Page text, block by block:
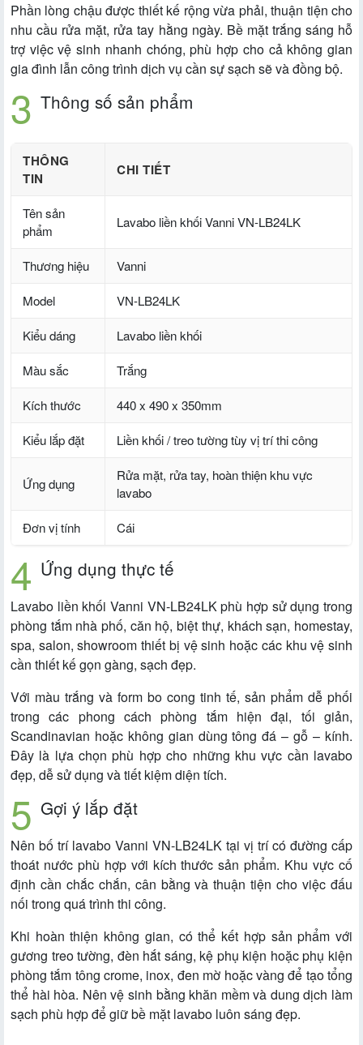
Phần lòng chậu được thiết kế rộng vừa phải, thuận tiện cho
nhu cầu rửa mặt, rửa tay hằng ngày. Bề mặt trắng sáng hỗ
trợ việc vệ sinh nhanh chóng, phù hợp cho cả không gian
gia đình lẫn công trình dịch vụ cần sự sạch sẽ và đồng bộ.
Thông số sản phẩm
THÔNG
TIN
CHI TIẾT
Tên sản
phẩm
Lavabo liền khối Vanni VN-LB24LK
Thương hiệu Vanni
Model VN-LB24LK
Kiểu dáng Lavabo liền khối
Màu sắc Trắng
Kích thước 440 x 490 x 350mm
Kiểu lắp đặt Liền khối / treo tường tùy vị trí thi công
Ứng dụng
Rửa mặt, rửa tay, hoàn thiện khu vực
lavabo
Đơn vị tính Cái
Ứng dụng thực tế
Lavabo liền khối Vanni VN-LB24LK phù hợp sử dụng trong
phòng tắm nhà phố, căn hộ, biệt thự, khách sạn, homestay,
spa, salon, showroom thiết bị vệ sinh hoặc các khu vệ sinh
cần thiết kế gọn gàng, sạch đẹp.
Với màu trắng và form bo cong tinh tế, sản phẩm dễ phối
trong các phong cách phòng tắm hiện đại, tối giản,
Scandinavian hoặc không gian dùng tông đá – gỗ – kính.
Đây là lựa chọn phù hợp cho những khu vực cần lavabo
đẹp, dễ sử dụng và tiết kiệm diện tích.
Gợi ý lắp đặt
Nên bố trí lavabo Vanni VN-LB24LK tại vị trí có đường cấp
thoát nước phù hợp với kích thước sản phẩm. Khu vực cố
định cần chắc chắn, cân bằng và thuận tiện cho việc đấu
nối trong quá trình thi công.
Khi hoàn thiện không gian, có thể kết hợp sản phẩm với
gương treo tường, đèn hắt sáng, kệ phụ kiện hoặc phụ kiện
phòng tắm tông crome, inox, đen mờ hoặc vàng để tạo tổng
thể hài hòa. Nên vệ sinh bằng khăn mềm và dung dịch làm
sạch phù hợp để giữ bề mặt lavabo luôn sáng đẹp.